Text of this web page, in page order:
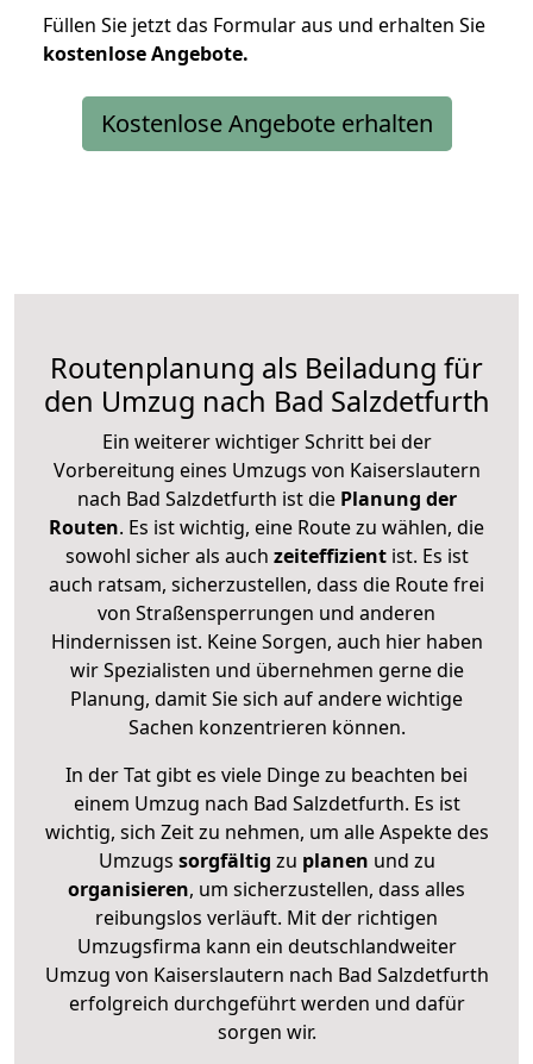
Füllen Sie jetzt das Formular aus und erhalten Sie
kostenloseAngebote.
Kostenlose Angebote erhalten
Routenplanung als Beiladung für
den Umzug nach Bad Salzdetfurth
Ein weiterer wichtiger Schritt bei der
Vorbereitung eines Umzugs von Kaiserslautern
nach Bad Salzdetfurth ist diePlanung der
Routen. Es ist wichtig, eine Route zu wählen, die
sowohl sicher als auch zeiteffizientist. Es ist
auch ratsam, sicherzustellen, dass die Route frei
von Straßensperrungen und anderen
Hindernissen ist. Keine Sorgen, auch hier haben
wir Spezialisten und übernehmen gerne die
Planung, damit Sie sich auf andere wichtige
Sachen konzentrieren können.
In der Tat gibt es viele Dinge zu beachten bei
einem Umzug nach Bad Salzdetfurth. Es ist
wichtig, sich Zeit zu nehmen, um alle Aspekte des
Umzugs sorgfältig zu planen und zu
organisieren, um sicherzustellen, dass alles
reibungslos verläuft. Mit der richtigen
Umzugsfirma kann ein deutschlandweiter
Umzug von Kaiserslautern nach Bad Salzdetfurth
erfolgreich durchgeführt werden und dafür
sorgen wir.